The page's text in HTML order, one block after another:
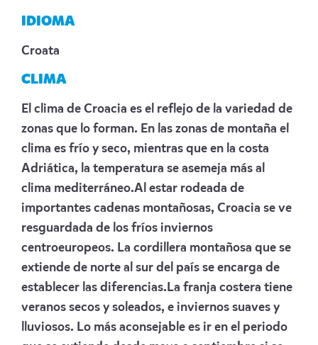
IDIOMA
Croata
CLIMA
El clima de Croacia es el reflejo de la variedad de
zonas que lo forman. En las zonas de montaña el
clima es frío y seco, mientras que en la costa
Adriática, la temperatura se asemeja más al
clima mediterráneo.Al estar rodeada de
importantes cadenas montañosas, Croacia se ve
resguardada de los fríos inviernos
centroeuropeos. La cordillera montañosa que se
extiende de norte al sur del país se encarga de
establecer las diferencias.La franja costera tiene
veranos secos y soleados, e inviernos suaves y
lluviosos. Lo más aconsejable es ir en el periodo